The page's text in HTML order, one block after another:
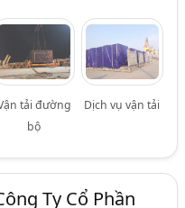
tải đường
bộ
Dịch vụ vận tải
Ty Cổ Phần